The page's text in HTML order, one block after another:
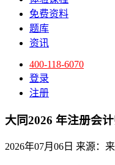
免费资料
题库
资讯
400-118-6070
登录
注册
大同2026 年注册会
2026年07月06日 来源：